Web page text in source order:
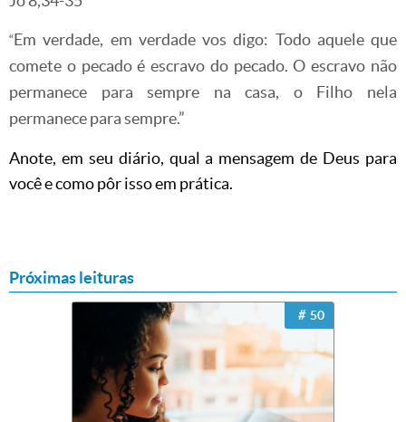
“Em verdade, em verdade vos digo: Todo aquele que
comete o pecado é escravo do pecado. O escravo não
permanece para sempre na casa, o Filho nela
permanece para sempre.”
Anote, em seu diário, qual a mensagem de Deus para
você e como pôr isso em prática.
Próximas leituras
50